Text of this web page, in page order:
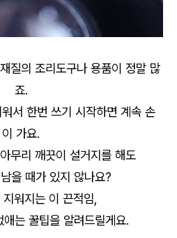
질의 조리도구나 용품이 정말 많
죠.
서 한번 쓰기 시작하면 계속 손
이 가요.
무리 깨끗이 설거지를 해도
을 때가 있지 않나요?
워지는 이 끈적임,
는 꿀팁을 알려드릴게요.